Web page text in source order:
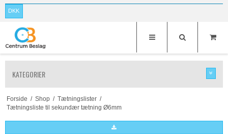
DKK
KATEGORIER
Forside / Shop / Tætningslister /
Tætningsliste til sekundær tætning Ø6mm